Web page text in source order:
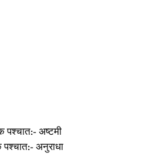
पश्चात:- अष्टमी
अनुराधा